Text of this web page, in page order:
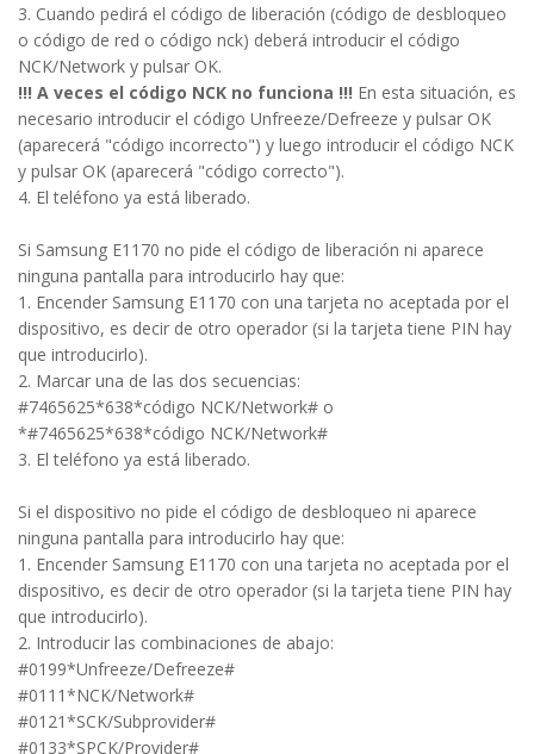
3. Cuando pedirá el código de liberación (código de desbloqueo
o código de red o código nck) deberá introducir el código
NCK/Network y pulsar OK.
!!! A veces el código NCK no funciona !!! En esta situación, es
necesario introducir el código Unfreeze/Defreeze y pulsar OK
(aparecerá "código incorrecto") y luego introducir el código NCK
y pulsar OK (aparecerá "código correcto").
4. El teléfono ya está liberado.
Si Samsung E1170 no pide el código de liberación ni aparece
ninguna pantalla para introducirlo hay que:
1. Encender Samsung E1170 con una tarjeta no aceptada por el
dispositivo, es decir de otro operador (si la tarjeta tiene PIN hay
que introducirlo).
2. Marcar una de las dos secuencias:
#7465625*638*código NCK/Network# o
*#7465625*638*código NCK/Network#
3. El teléfono ya está liberado.
Si el dispositivo no pide el código de desbloqueo ni aparece
ninguna pantalla para introducirlo hay que:
1. Encender Samsung E1170 con una tarjeta no aceptada por el
dispositivo, es decir de otro operador (si la tarjeta tiene PIN hay
que introducirlo).
2. Introducir las combinaciones de abajo:
#0199*Unfreeze/Defreeze#
#0111*NCK/Network#
#0121*SCK/Subprovider#
#0133*SPCK/Provider#